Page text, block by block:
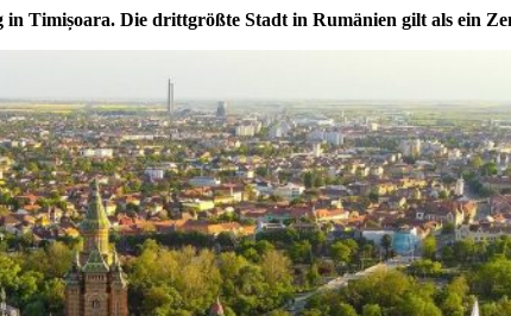
in Timișoara. Die drittgrößte Stadt in Rumänien gilt als ein